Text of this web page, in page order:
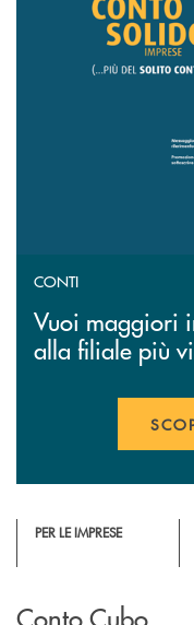
CONTI
Vuoi maggiori
alla filiale più
PER LE IMPRESE
Conto Cubo